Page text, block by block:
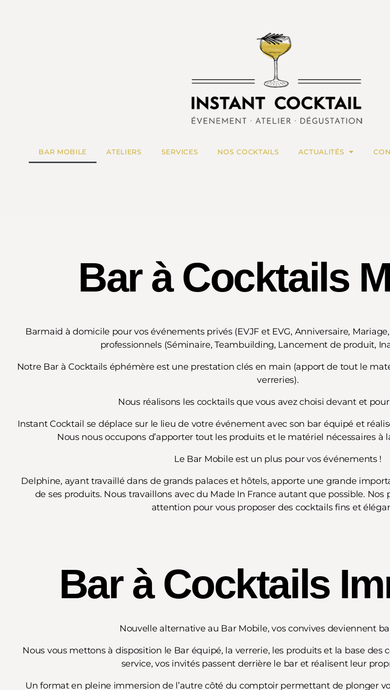
BAR MOBILE ATELIERS SERVICES NOS COCKTAILS ACTUALITÉS
Bar à Cocktails
Barmaid à domicile pour vos événements privés (EVJF et EVG, Anniversaire,
professionnels (Séminaire, Teambuilding, Lancement de produit,
Notre Bar à Cocktails éphémère est une prestation clés en main (apport de tout le
verreries).
Nous réalisons les cocktails que vous avez choisi devant et
Instant Cocktail se déplace sur le lieu de votre événement avec son bar équipé et
Nous nous occupons d’apporter tout les produits et le matériel nécessaires à
Le Bar Mobile est un plus pour vos événements !
Delphine, ayant travaillé dans de grands palaces et hôtels, apporte une grande
de ses produits. Nous travaillons avec du Made In France autant que possible.
attention pour vous proposer des cocktails fins et
Bar à Cocktails
Nouvelle alternative au Bar Mobile, vos convives deviennent
Nous vous mettons à disposition le Bar équipé, la verrerie, les produits et la base
service, vos invités passent derrière le bar et réalisent leur
Un format en pleine immersion de l’autre côté du comptoir permettant de plonger